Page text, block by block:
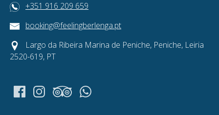
+351 916 209 659
booking@feelingberlenga.pt
Largo da Ribeira Marina de Peniche, Peniche, Leiria
2520-619, PT